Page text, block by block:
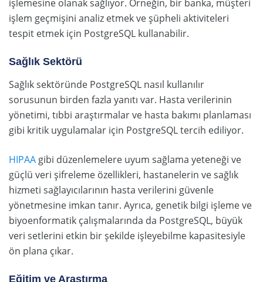
işlemesine olanak sağlıyor. Örneğin, bir banka, müşteri
işlem geçmişini analiz etmek ve şüpheli aktiviteleri
tespit etmek için PostgreSQL kullanabilir.
Sağlık Sektörü
Sağlık sektöründe PostgreSQL nasıl kullanılır
sorusunun birden fazla yanıtı var. Hasta verilerinin
yönetimi, tıbbi araştırmalar ve hasta bakımı planlaması
gibi kritik uygulamalar için PostgreSQL tercih ediliyor.
HIPAA gibi düzenlemelere uyum sağlama yeteneği ve
güçlü veri şifreleme özellikleri, hastanelerin ve sağlık
hizmeti sağlayıcılarının hasta verilerini güvenle
yönetmesine imkan tanır. Ayrıca, genetik bilgi işleme ve
biyoenformatik çalışmalarında da PostgreSQL, büyük
veri setlerini etkin bir şekilde işleyebilme kapasitesiyle
ön plana çıkar.
Eğitim ve Araştırma